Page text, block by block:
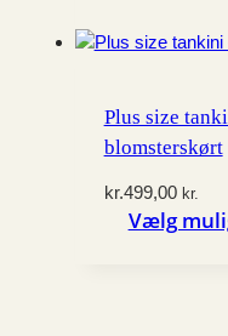
Plus size
blomsterskørt
kr.499,00 kr.
Vælg